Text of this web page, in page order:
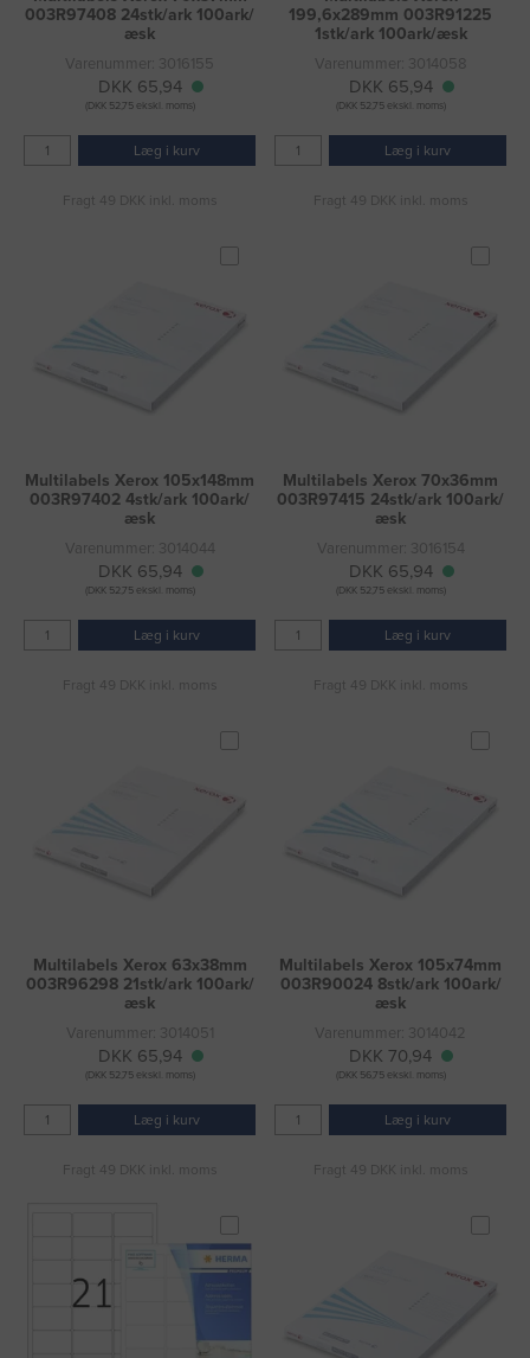
003R97408 24stk/ark 100ark/
æsk
Varenummer: 3016155
DKK 65,94
(DKK 52,75 ekskl. moms)
Læg i kurv
Fragt 49 DKK inkl. moms
199,6x289mm 003R91225
1stk/ark 100ark/æsk
Varenummer: 3014058
DKK 65,94
(DKK 52,75 ekskl. moms)
Læg i kurv
Fragt 49 DKK inkl. moms
Multilabels Xerox 105x148mm
003R97402 4stk/ark 100ark/
æsk
Varenummer: 3014044
DKK 65,94
(DKK 52,75 ekskl. moms)
Læg i kurv
Fragt 49 DKK inkl. moms
Multilabels Xerox 70x36mm
003R97415 24stk/ark 100ark/
æsk
Varenummer: 3016154
DKK 65,94
(DKK 52,75 ekskl. moms)
Læg i kurv
Fragt 49 DKK inkl. moms
Multilabels Xerox 63x38mm
003R96298 21stk/ark 100ark/
æsk
Varenummer: 3014051
DKK 65,94
(DKK 52,75 ekskl. moms)
Læg i kurv
Fragt 49 DKK inkl. moms
Multilabels Xerox 105x74mm
003R90024 8stk/ark 100ark/
æsk
Varenummer: 3014042
DKK 70,94
(DKK 56,75 ekskl. moms)
Læg i kurv
Fragt 49 DKK inkl. moms